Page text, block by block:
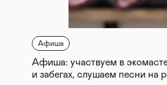
Афиша
Афиша: участвуем в
и забегах, слушаем песни на